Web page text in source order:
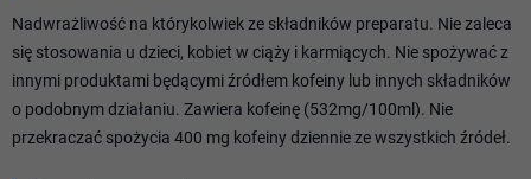
Nadwrażliwość na którykolwiek ze składników preparatu. Nie zaleca
się stosowania u dzieci, kobiet w ciąży i karmiących. Nie spożywać z
innymi produktami będącymi źródłem kofeiny lub innych składników
o podobnym działaniu. Zawiera kofeinę (532mg/100ml). Nie
przekraczać spożycia 400 mg kofeiny dziennie ze wszystkich źródeł.